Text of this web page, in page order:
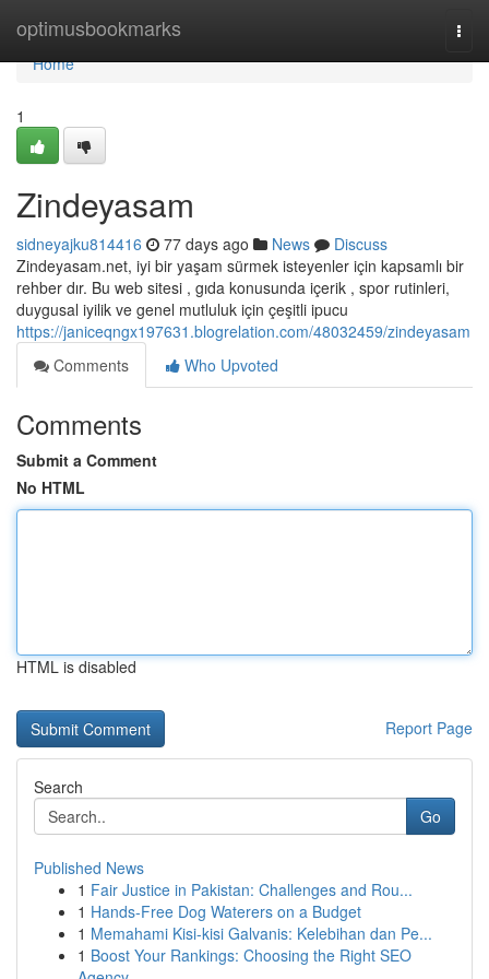
optimusbookmarks
Home
Home
1
Zindeyasam
sidneyajku814416 77 days ago News
Discuss
Zindeyasam.net, iyi bir yaşam sürmek isteyenler için kapsamlı bir
rehber dır. Bu web sitesi , gıda konusunda içerik , spor rutinleri,
duygusal iyilik ve genel mutluluk için çeşitli ipucu
https://janiceqngx197631.blogrelation.com/48032459/zindeyasam
Comments
Who Upvoted
Comments
Submit a Comment
No HTML
HTML is disabled
Report Page
Search
Go
Published News
1 Fair Justice in Pakistan: Challenges and Rou...
1 Hands-Free Dog Waterers on a Budget
1 Memahami Kisi-kisi Galvanis: Kelebihan dan Pe...
1 Boost Your Rankings: Choosing the Right SEO